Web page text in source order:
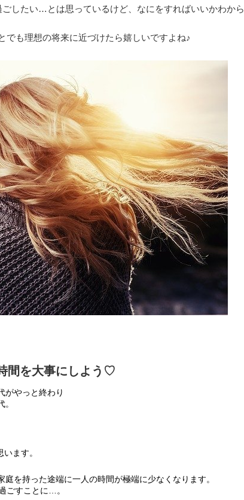
したい…とは思っているけど、なにをすればいいかわから
でも理想の将来に近づけたら嬉しいですよね♪
間を大事にしよう♡
がやっと終わり
ます。
を持った途端に一人の時間が極端に少なくなります。
ごすことに…。